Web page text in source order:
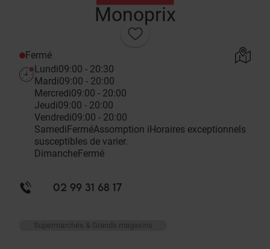
Monoprix
Fermé
Lundi09:00 - 20:30
Mardi09:00 - 20:00
Mercredi09:00 - 20:00
Jeudi09:00 - 20:00
Vendredi09:00 - 20:00
SamediFerméAssomption iHoraires exceptionnels
susceptibles de varier.
DimancheFermé
02 99 31 68 17
Supermarchés & Grands magasins